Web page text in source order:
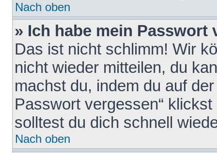
Nach oben
» Ich habe mein Passwort
Das ist nicht schlimm! Wir
nicht wieder mitteilen, du
machst du, indem du auf
Passwort vergessen“
solltest du dich schnell
Nach oben